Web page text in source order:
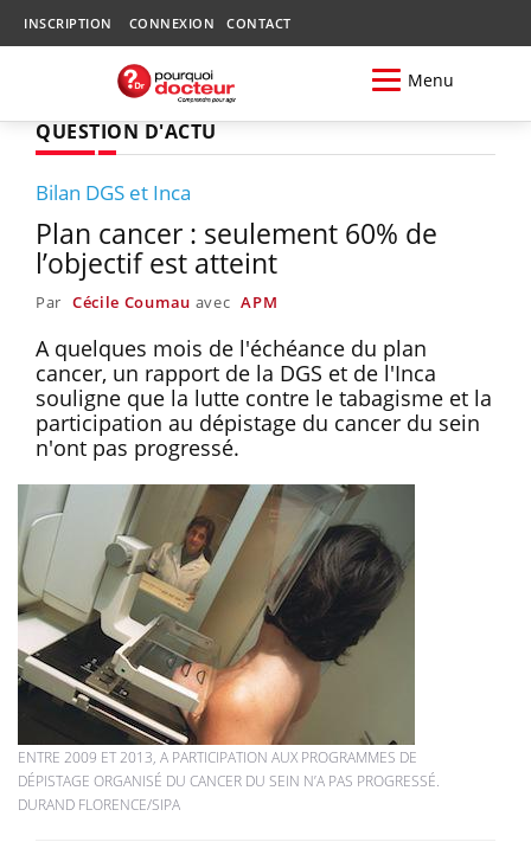
INSCRIPTION CONNEXION CONTACT
Menu
QUESTION D'ACTU
Bilan DGS et Inca
Plan cancer : seulement 60% de
l’objectif est atteint
Par Cécile Coumau avec APM
A quelques mois de l'échéance du plan
cancer, un rapport de la DGS et de l'Inca
souligne que la lutte contre le tabagisme et la
participation au dépistage du cancer du sein
n'ont pas progressé.
ENTRE 2009 ET 2013, A PARTICIPATION AUX PROGRAMMES DE
DÉPISTAGE ORGANISÉ DU CANCER DU SEIN N’A PAS PROGRESSÉ.
DURAND FLORENCE/SIPA